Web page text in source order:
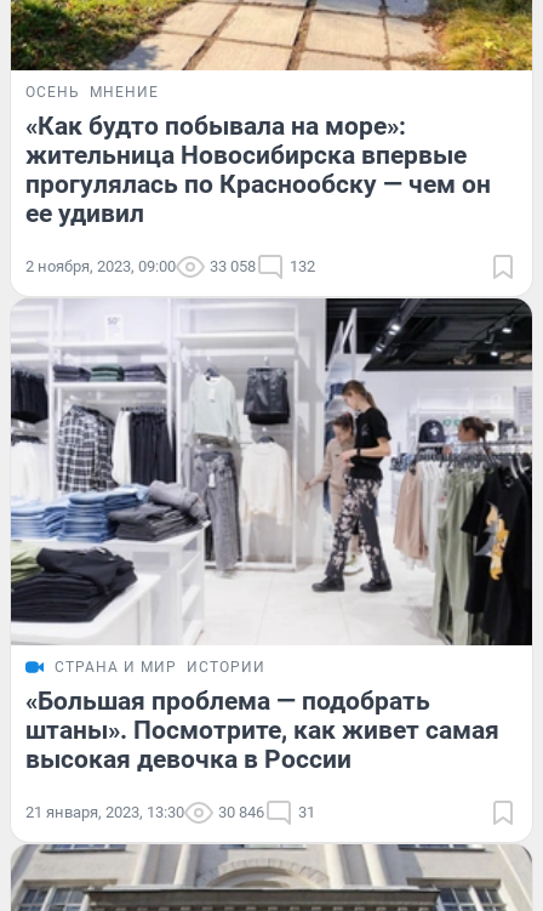
ОСЕНЬ МНЕНИЕ
«Как будто побывала на море»:
жительница Новосибирска впервые
прогулялась по Краснообску — чем он
ее удивил
2 ноября, 2023, 09:00 33 058 132
СТРАНА И МИР ИСТОРИИ
«Большая проблема — подобрать
штаны». Посмотрите, как живет самая
высокая девочка в России
21 января, 2023, 13:30 30 846 31